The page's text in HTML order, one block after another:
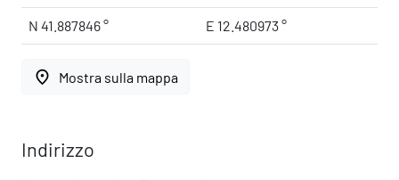
N 41.887846 ° E 12.480973 °
place Mostra sulla mappa
Indirizzo